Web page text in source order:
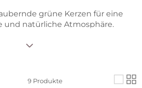
grüne Kerzen für eine
und natürliche Atmosphäre.
9 Produkte